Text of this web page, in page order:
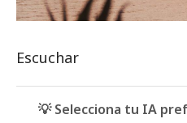
Escuchar
💡 Selecciona tu IA